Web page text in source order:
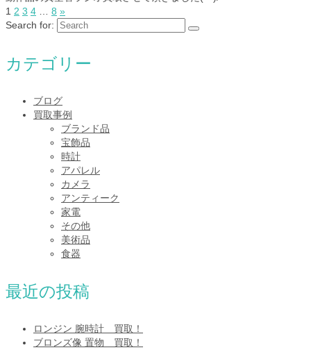
1 2 3 4 8 »
Search for:
カテゴリー
ブログ
買取事例
ブランド品
宝飾品
時計
アパレル
カメラ
アンティーク
家電
その他
美術品
食器
最近の投稿
ロンジン 腕時計 買取！
ブロンズ像 置物 買取！